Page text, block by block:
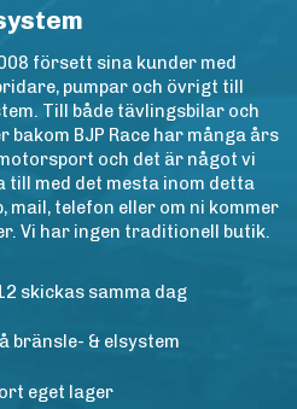
försett sina kunder med
pumpar och övrigt till
Till både tävlingsbilar och
BJP Race har många års
och det är något vi
till med det mesta inom detta
mail, telefon eller om ni kommer
Vi har ingen traditionell butik.
skickas samma dag
bränsle- & elsystem
eget lager